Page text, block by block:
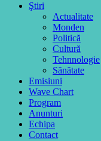
Ştiri
Actualitate
Monden
Politică
Cultură
Tehnnologie
Sănătate
Emisiuni
Wave Chart
Program
Anunturi
Echipa
Contact